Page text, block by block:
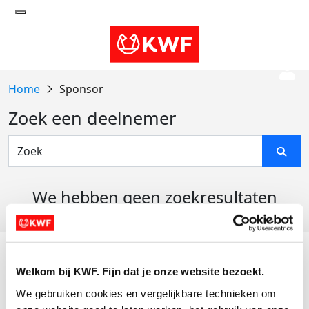
Welkom bij KWF. Fijn dat je onze website bezoekt.
We gebruiken cookies en vergelijkbare technieken om
Sponsor
Zoek een deelnemer
We hebben geen zoekresultaten
Actiematerialen
Evenementen